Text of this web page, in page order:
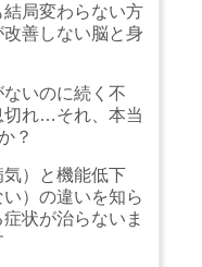
結局変わらない方
改善しない脳と身
いのに続く不
切れ…それ、本当
？
）と機能低下
い）の違いを知ら
状が治らないま